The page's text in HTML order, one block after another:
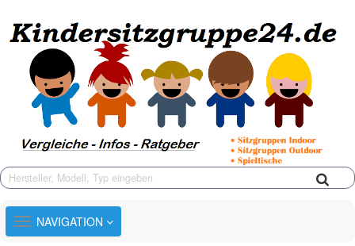
TOGGLE
NAVIGATION
NAVIGATION